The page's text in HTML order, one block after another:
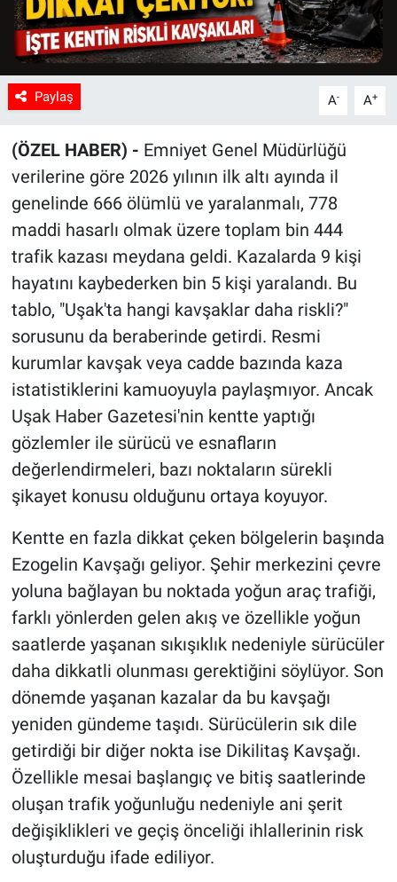
Paylaş A- A+
(ÖZEL HABER) - Emniyet Genel Müdürlüğü
verilerine göre 2026 yılının ilk altı ayında il
genelinde 666 ölümlü ve yaralanmalı, 778
maddi hasarlı olmak üzere toplam bin 444
trafik kazası meydana geldi. Kazalarda 9 kişi
hayatını kaybederken bin 5 kişi yaralandı. Bu
tablo, "Uşak'ta hangi kavşaklar daha riskli?"
sorusunu da beraberinde getirdi. Resmi
kurumlar kavşak veya cadde bazında kaza
istatistiklerini kamuoyuyla paylaşmıyor. Ancak
Uşak Haber Gazetesi'nin kentte yaptığı
gözlemler ile sürücü ve esnafların
değerlendirmeleri, bazı noktaların sürekli
şikayet konusu olduğunu ortaya koyuyor.
Kentte en fazla dikkat çeken bölgelerin başında
Ezogelin Kavşağı geliyor. Şehir merkezini çevre
yoluna bağlayan bu noktada yoğun araç trafiği,
farklı yönlerden gelen akış ve özellikle yoğun
saatlerde yaşanan sıkışıklık nedeniyle sürücüler
daha dikkatli olunması gerektiğini söylüyor. Son
dönemde yaşanan kazalar da bu kavşağı
yeniden gündeme taşıdı. Sürücülerin sık dile
getirdiği bir diğer nokta ise Dikilitaş Kavşağı.
Özellikle mesai başlangıç ve bitiş saatlerinde
oluşan trafik yoğunluğu nedeniyle ani şerit
değişiklikleri ve geçiş önceliği ihlallerinin risk
oluşturduğu ifade ediliyor.